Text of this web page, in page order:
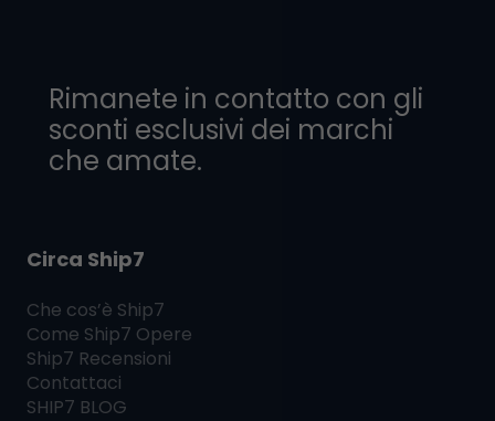
Rimanete in contatto con gli
sconti esclusivi dei marchi
che amate.
Circa Ship7
Che cos’è Ship7
Come Ship7 Opere
Ship7 Recensioni
Contattaci
SHIP7 BLOG